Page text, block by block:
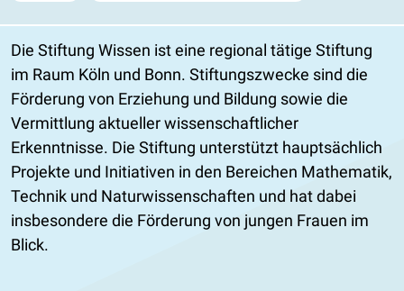
Die Stiftung Wissen ist eine regional tätige Stiftung
im Raum Köln und Bonn. Stiftungszwecke sind die
Förderung von Erziehung und Bildung sowie die
Vermittlung aktueller wissenschaftlicher
Erkenntnisse. Die Stiftung unterstützt hauptsächlich
Projekte und Initiativen in den Bereichen Mathematik,
Technik und Naturwissenschaften und hat dabei
insbesondere die Förderung von jungen Frauen im
Blick.